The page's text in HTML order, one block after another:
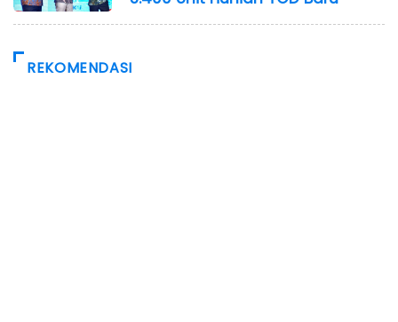
REKOMENDASI